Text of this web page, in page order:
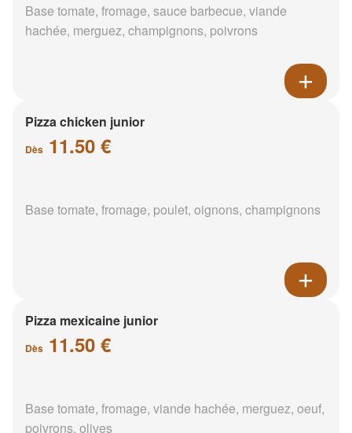
Base tomate, fromage, sauce barbecue, viande
hachée, merguez, champignons, poivrons
Pizza chicken junior
Dès 11.50 €
Base tomate, fromage, poulet, oignons, champignons
Pizza mexicaine junior
Dès 11.50 €
Base tomate, fromage, viande hachée, merguez, oeuf,
poivrons, olives